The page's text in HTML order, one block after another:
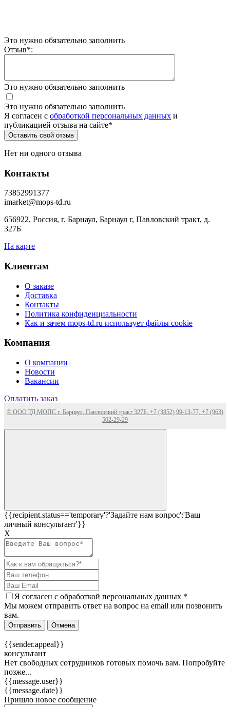
Это нужно обязательно заполнить
Отзыв*:
Это нужно обязательно заполнить
Это нужно обязательно заполнить
Я согласен c обработкой персональных данных и
публикацией отзыва на сайте*
Нет ни одного отзыва
Контакты
73852991377
imarket@mops-td.ru
656922, Россия, г. Барнаул, Барнаул г, Павловский тракт, д.
327Б
На карте
Клиентам
О заказе
Доставка
Контакты
Политика конфиденциальности
Как и зачем mops-td.ru использует файлы cookie
Компания
О компании
Новости
Вакансии
Оплатить заказ
© ООО ТД МОПС г. Барнаул, Павловский тракт 327Б, +7 (3852) 99-13-77, +7 (963)
502-29-29
{{recipient.status=='temporary'?'Задайте нам вопрос':'Ваш
личный консультант'}}
Х
Я согласен c обработкой персональных данных *
Мы можем отправить ответ на вопрос на email или позвонить
вам.
Отправить Отмена
{{sender.appeal}}
консультант
Нет свободных сотрудников готовых помочь вам. Попробуйте
позже...
{{message.user}}
{{message.date}}
Пришло новое сообщение